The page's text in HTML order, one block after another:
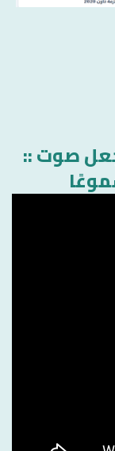
:: صوت المريض:انضم إلينا لجعل صوت